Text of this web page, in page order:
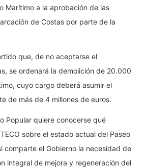
Marítimo a la aprobación de las
de Costas por parte de la
que, de no aceptarse el
se ordenará la demolición de 20.000
cuyo cargo deberá asumir el
de más de 4 millones de euros.
Popular quiere conocerse qué
sobre el estado actual del Paseo
comparte el Gobierno la necesidad de
integral de mejora y regeneración del